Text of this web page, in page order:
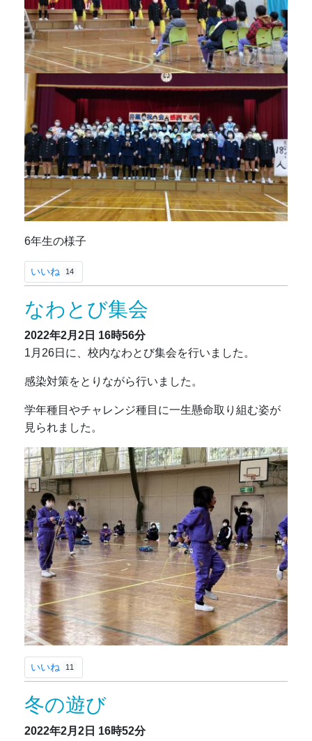
6年生の様子
いいね 14
なわとび集会
2022年2月2日 16時56分
1月26日に、校内なわとび集会を行いました。
感染対策をとりながら行いました。
学年種目やチャレンジ種目に一生懸命取り組む姿が
見られました。
いいね 11
冬の遊び
2022年2月2日 16時52分